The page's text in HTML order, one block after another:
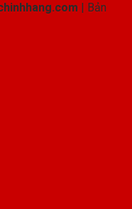
| Bản